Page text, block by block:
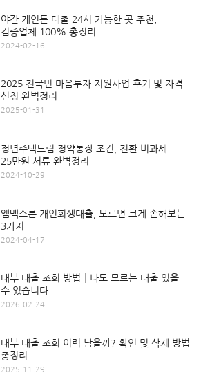
야간 개인돈 대출 24시 가능한 곳 추천,
검증업체 100% 총정리
2024-02-16
2025 전국민 마음투자 지원사업 후기 및 자격
신청 완벽정리
2025-01-31
청년주택드림 청약통장 조건, 전환 비과세
25만원 서류 완벽정리
2024-10-29
엠맥스론 개인회생대출, 모르면 크게 손해보는
3가지
2024-04-17
대부 대출 조회 방법│나도 모르는 대출 있을
수 있습니다
2026-02-24
대부 대출 조회 이력 남을까? 확인 및 삭제 방법
총정리
2025-11-29